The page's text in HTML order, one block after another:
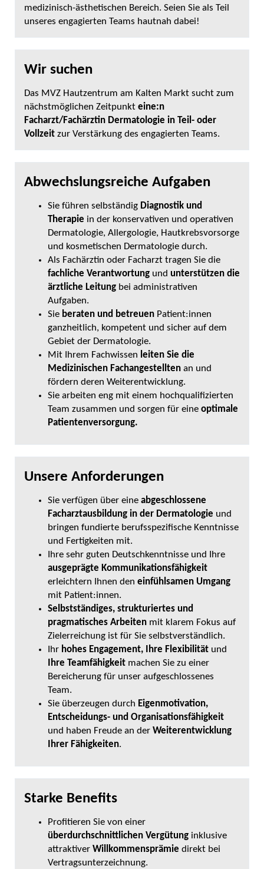
medizinisch-ästhetischen Bereich. Seien Sie als Teil
unseres engagierten Teams hautnah dabei!
Wir suchen
Das MVZ Hautzentrum am Kalten Markt sucht zum
nächstmöglichen Zeitpunkt eine:n
Facharzt/Fachärztin Dermatologie in Teil- oder
Vollzeit zur Verstärkung des engagierten Teams.
Abwechslungsreiche Aufgaben
Sie führen selbständig Diagnostik und
Therapie in der konservativen und operativen
Dermatologie, Allergologie, Hautkrebsvorsorge
und kosmetischen Dermatologie durch.
Als Fachärztin oder Facharzt tragen Sie die
fachliche Verantwortung und unterstützen die
ärztliche Leitung bei administrativen
Aufgaben.
Sie beraten und betreuen Patient:innen
ganzheitlich, kompetent und sicher auf dem
Gebiet der Dermatologie.
Mit Ihrem Fachwissen leiten Sie die
Medizinischen Fachangestellten an und
fördern deren Weiterentwicklung.
Sie arbeiten eng mit einem hochqualifizierten
Team zusammen und sorgen für eine optimale
Patientenversorgung.
Unsere Anforderungen
Sie verfügen über eine abgeschlossene
Facharztausbildung in der Dermatologie und
bringen fundierte berufsspezifische Kenntnisse
und Fertigkeiten mit.
Ihre sehr guten Deutschkenntnisse und Ihre
ausgeprägte Kommunikationsfähigkeit
erleichtern Ihnen den einfühlsamen Umgang
mit Patient:innen.
Selbstständiges, strukturiertes und
pragmatisches Arbeiten mit klarem Fokus auf
Zielerreichung ist für Sie selbstverständlich.
Ihr hohes Engagement, Ihre Flexibilität und
Ihre Teamfähigkeit machen Sie zu einer
Bereicherung für unser aufgeschlossenes
Team.
Sie überzeugen durch Eigenmotivation,
Entscheidungs- und Organisationsfähigkeit
und haben Freude an der Weiterentwicklung
Ihrer Fähigkeiten.
Starke Benefits
Profitieren Sie von einer
überdurchschnittlichen Vergütung inklusive
attraktiver Willkommensprämie direkt bei
Vertragsunterzeichnung.